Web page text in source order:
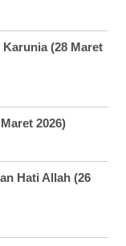
(28 Maret
2026)
Hati Allah (26